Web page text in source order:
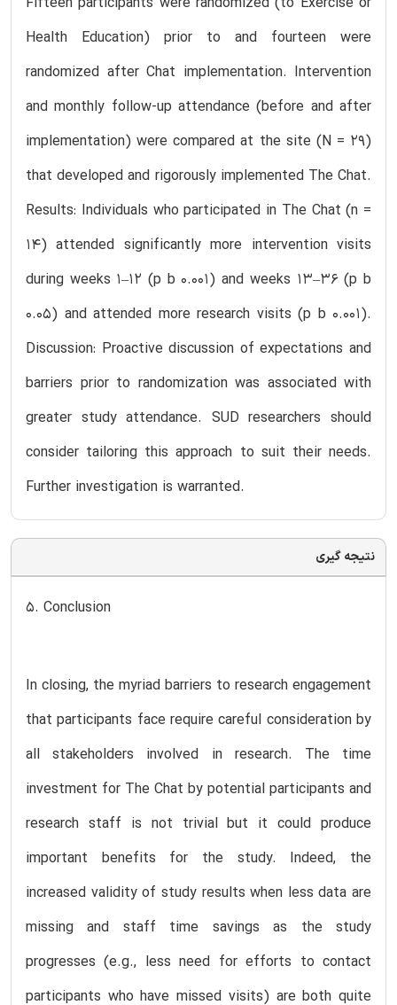
Health Education) prior to and fourteen were
randomized after Chat implementation. Intervention
and monthly follow-up attendance (before and after
implementation) were compared at the site (N = 29)
that developed and rigorously implemented The Chat.
Results: Individuals who participated in The Chat (n =
14) attended significantly more intervention visits
during weeks 1–12 (p b 0.001) and weeks 13–36 (p b
0.05) and attended more research visits (p b 0.001).
Discussion: Proactive discussion of expectations and
barriers prior to randomization was associated with
greater study attendance. SUD researchers should
consider tailoring this approach to suit their needs.
Further investigation is warranted.
نتیجه گیری
5. Conclusion
In closing, the myriad barriers to research engagement
that participants face require careful consideration by
all stakeholders involved in research. The time
investment for The Chat by potential participants and
research staff is not trivial but it could produce
important benefits for the study. Indeed, the
increased validity of study results when less data are
missing and staff time savings as the study
progresses (e.g., less need for efforts to contact
participants who have missed visits) are both quite